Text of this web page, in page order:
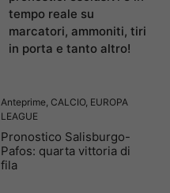
tempo reale su
marcatori, ammoniti, tiri
in porta e tanto altro!
Anteprime, CALCIO, EUROPA
LEAGUE
Pronostico Salisburgo-
Pafos: quarta vittoria di
fila